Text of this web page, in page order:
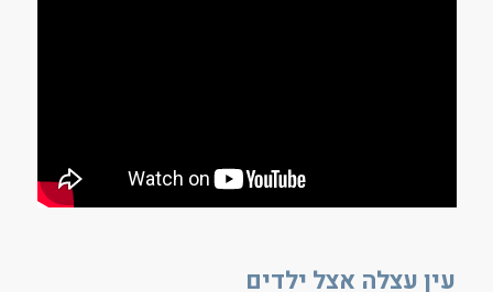
עין עצלה אצל ילדים